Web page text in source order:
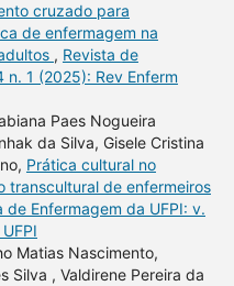
cruzado para
de enfermagem na
, Revista de
n. 1 (2025): Rev Enferm
Paes Nogueira
da Silva, Gisele Cristina
Prática cultural no
transcultural de enfermeiros
de Enfermagem da UFPI: v.
Matias Nascimento,
Silva , Valdirene Pereira da